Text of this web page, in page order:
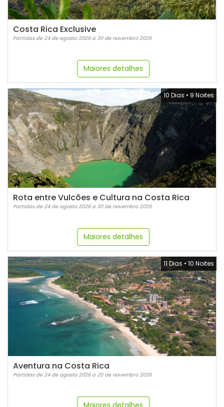
Costa Rica Exclusive
Partidas de 24 de agosto 2026 a 30 de novembro 2026
Maiores detalhes
10 Dias • 9 Noites
Rota entre Vulcões e Cultura na Costa Rica
Partidas de 24 de agosto 2026 a 30 de novembro 2026
Maiores detalhes
11 Dias • 10 Noites
Aventura na Costa Rica
Partidas de 24 de agosto 2026 a 20 de novembro 2026
Maiores detalhes